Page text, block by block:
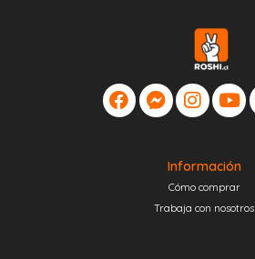
Información
Cómo comprar
Trabaja con nosotros